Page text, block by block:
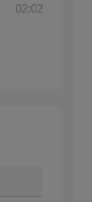
02:02